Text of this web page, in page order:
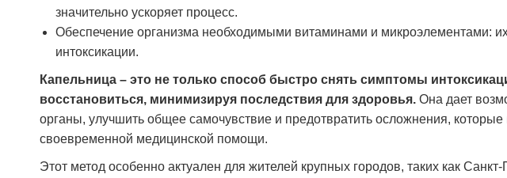
значительно ускоряет процесс.
Обеспечение организма необходимыми витаминами и микроэлементами:
интоксикации.
Капельница – это не только способ быстро снять симптомы
восстановиться, минимизируя последствия для здоровья. Она дает
органы, улучшить общее самочувствие и предотвратить осложнения, которые
своевременной медицинской помощи.
Этот метод особенно актуален для жителей крупных городов, таких как